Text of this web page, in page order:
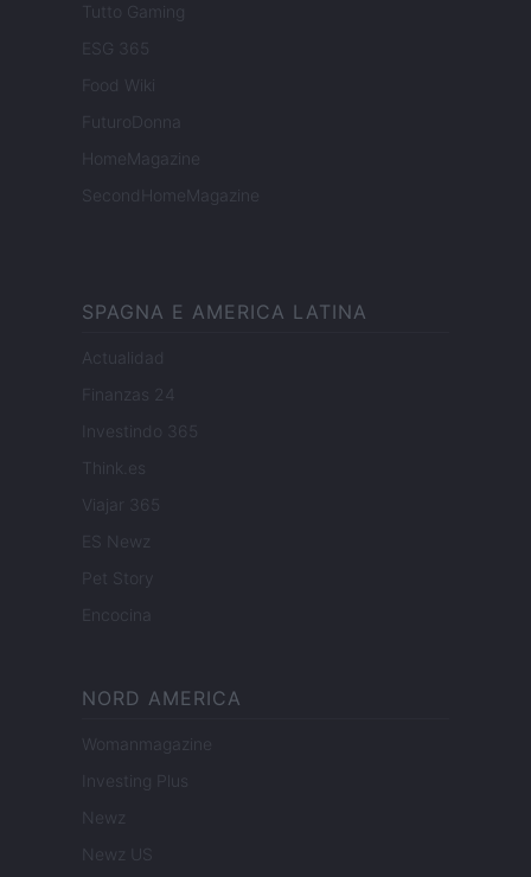
Tutto Gaming
ESG 365
Food Wiki
FuturoDonna
HomeMagazine
SecondHomeMagazine
SPAGNA E AMERICA LATINA
Actualidad
Finanzas 24
Investindo 365
Think.es
Viajar 365
ES Newz
Pet Story
Encocina
NORD AMERICA
Womanmagazine
Investing Plus
Newz
Newz US